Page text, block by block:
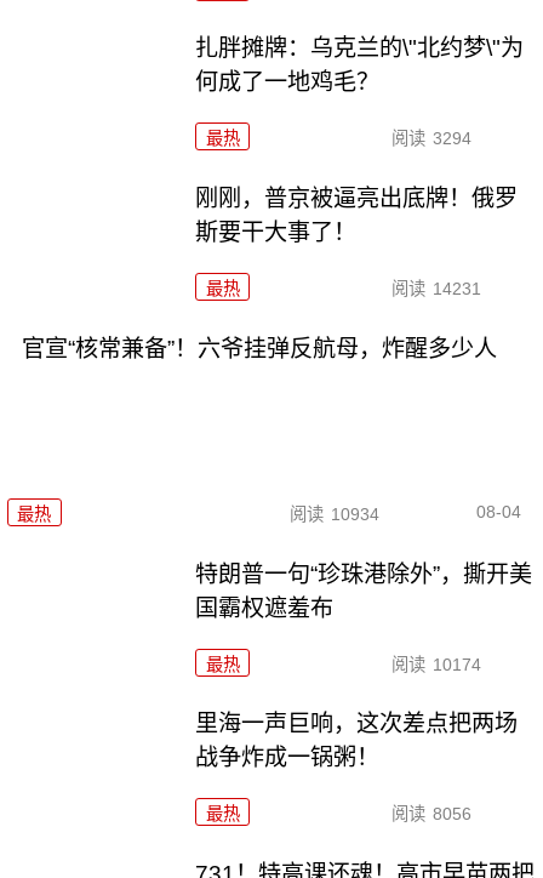
扎胖摊牌：乌克兰的\"北约梦\"为
何成了一地鸡毛？
最热 阅读 3294
刚刚，普京被逼亮出底牌！俄罗
斯要干大事了！
最热 阅读 14231
官宣“核常兼备”！六爷挂弹反航母，炸醒多少人
最热 阅读 10934 08-04
特朗普一句“珍珠港除外”，撕开美
国霸权遮羞布
最热 阅读 10174
里海一声巨响，这次差点把两场
战争炸成一锅粥！
最热 阅读 8056